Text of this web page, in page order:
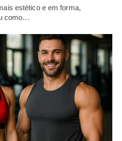
estético e em forma,
como…